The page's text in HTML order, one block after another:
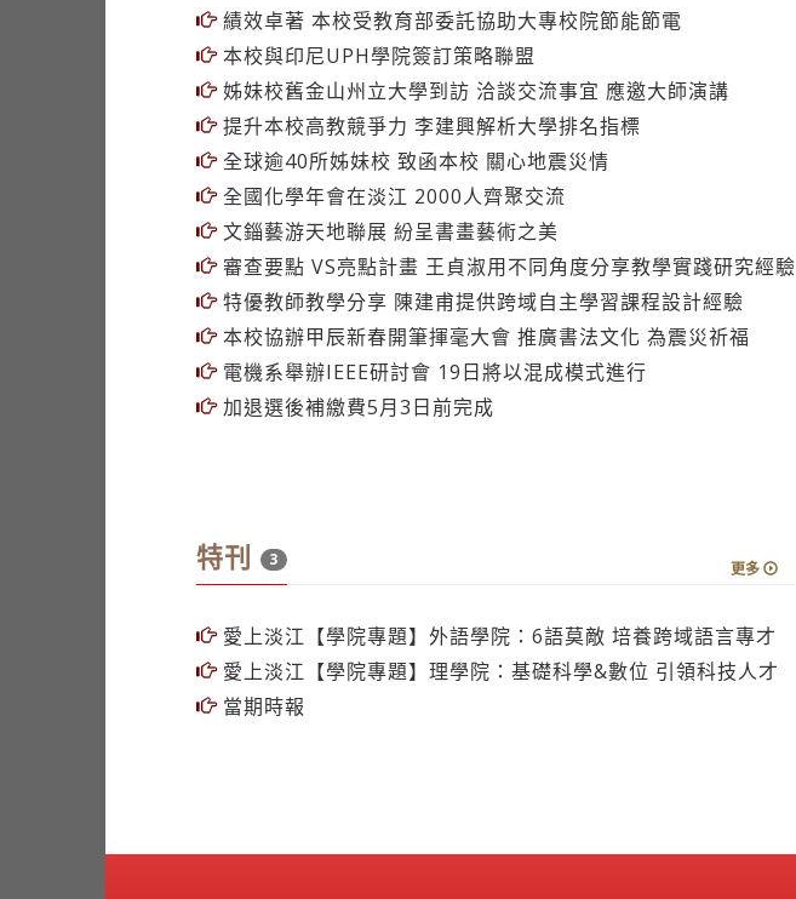
績效卓著 本校受教育部委託協助大專校院節能節電
本校與印尼UPH學院簽訂策略聯盟
姊妹校舊金山州立大學到訪 洽談交流事宜 應邀大師演講
提升本校高教競爭力 李建興解析大學排名指標
全球逾40所姊妹校 致函本校 關心地震災情
全國化學年會在淡江 2000人齊聚交流
文錙藝游天地聯展 紛呈書畫藝術之美
審查要點 VS亮點計畫 王貞淑用不同角度分享教學實踐研究經驗
特優教師教學分享 陳建甫提供跨域自主學習課程設計經驗
本校協辦甲辰新春開筆揮毫大會 推廣書法文化 為震災祈福
電機系舉辦IEEE研討會 19日將以混成模式進行
加退選後補繳費5月3日前完成
特刊 3 更多
愛上淡江【學院專題】外語學院：6語莫敵 培養跨域語言專才
愛上淡江【學院專題】理學院：基礎科學&數位 引領科技人才
當期時報